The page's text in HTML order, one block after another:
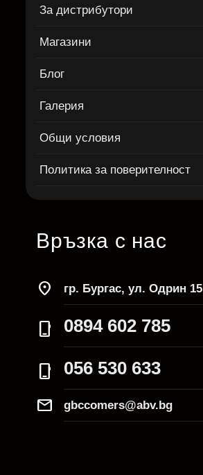
За дистрибутори
Магазини
Блог
Галерия
Общи условия
Политика за поверителност
Връзка с нас
location_on гр. Бургас, ул. Одрин 15
phone_iphone 0894 602 785
phone_iphone 056 530 633
Mail gbccomers@abv.bg